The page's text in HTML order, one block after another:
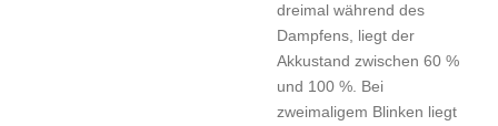
dreimal während des
Dampfens, liegt der
Akkustand zwischen 60 %
und 100 %. Bei
zweimaligem Blinken liegt